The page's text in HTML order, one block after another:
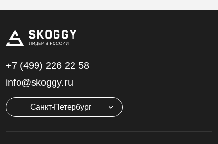
+7 (499) 226 22 58
info@skoggy.ru
Санкт-Петербург